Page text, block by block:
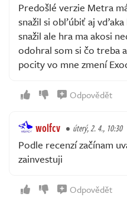
Predošlé verzie Metra
snažil si obľúbiť aj
snažil ale hra ma akosi
odohral som si čo treba
pocity vo mne zmení
Odpovědět
wolfcv úterý, 2. 4., 10:30
Podle recenzí začínam
zainvestuji
Odpovědět